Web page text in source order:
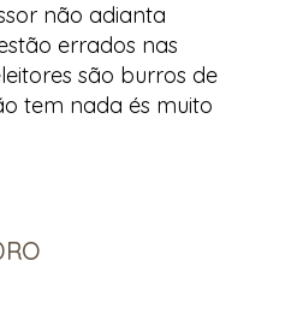
não adianta
errados nas
são burros de
tem nada és muito